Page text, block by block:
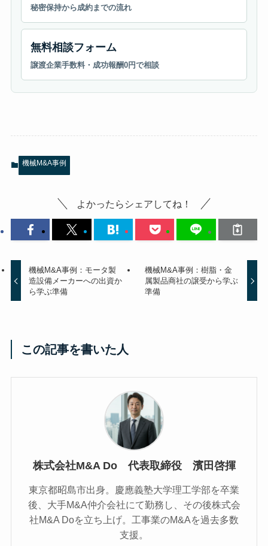
秘密保持から成約までの流れ
無料相談フォーム
譲渡企業手数料・成功報酬0円で相談
機械M&A事例
よかったらシェアしてね！
機械M&A事例：モータ製
造設備メーカーへの出資か
ら学ぶ準備
機械M&A事例：樹脂・金
属製品商社の譲受から学ぶ
準備
この記事を書いた人
株式会社M&A Do 代表取締役 濱田啓揮
東京都昭島市出身。慶應義塾大学理工学部を卒業
後、大手M&A仲介会社にて勤務し、その後株式会
社M&A Doを立ち上げ。工事業のM&Aを過去多数
支援。